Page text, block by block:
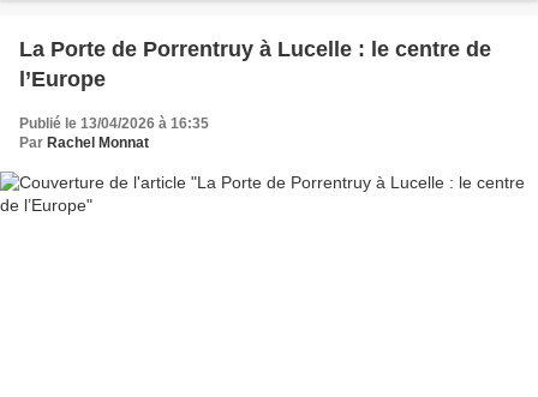
La Porte de Porrentruy à Lucelle : le centre de
l’Europe
Publié le 13/04/2026 à 16:35
Par Rachel Monnat